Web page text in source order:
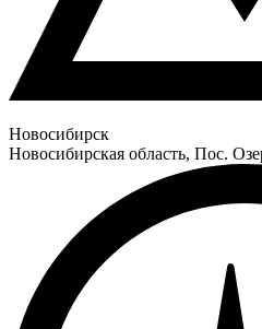
Новосибирск
Новосибирская область, Пос.